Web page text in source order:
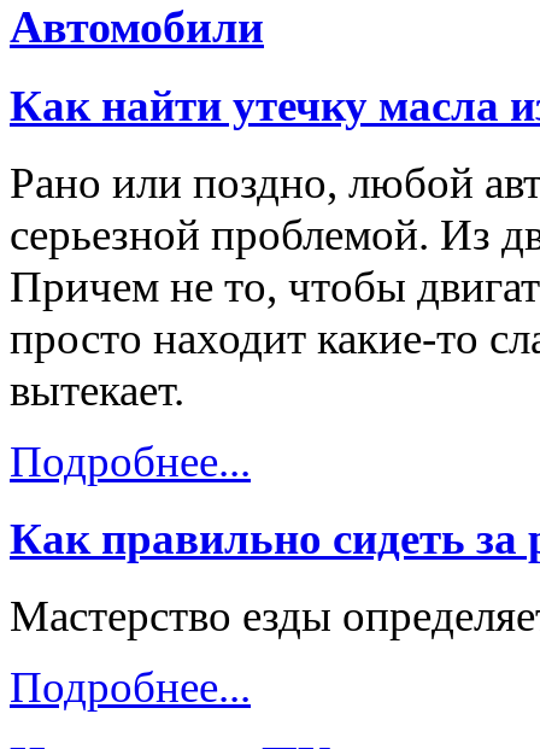
Автомобили
Как найти утечку масла
Рано или поздно, любой
серьезной проблемой. Из
Причем не то, чтобы
просто находит какие-то
вытекает.
Подробнее...
Как правильно сидеть за
Мастерство езды
Подробнее...